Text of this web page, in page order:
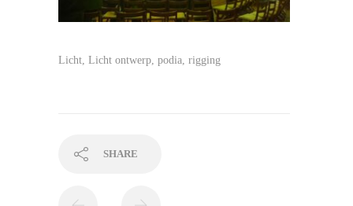
Licht, Licht ontwerp, podia, rigging
SHARE